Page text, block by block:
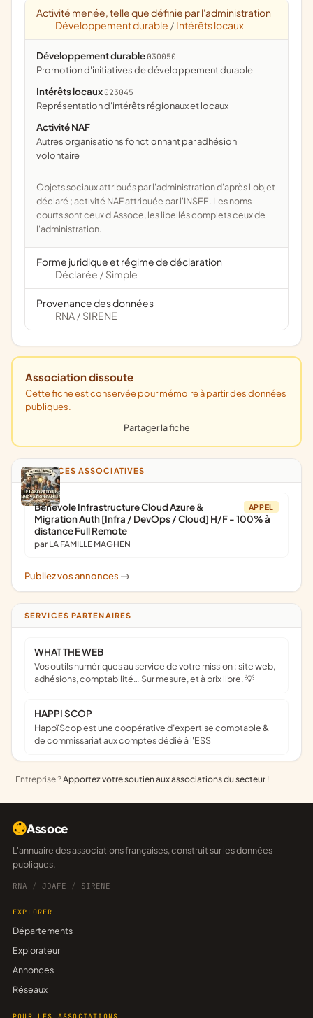
Activité menée, telle que définie par l'administration
Développement durable / Intérêts locaux
Développement durable 030050
promotion d'initiatives de développement durable
Intérêts locaux 023045
représentation d'intérêts régionaux et locaux
Activité NAF
Autres organisations fonctionnant par adhésion
volontaire
Objets sociaux attribués par l'administration d'après l'objet
déclaré ; activité NAF attribuée par l'INSEE. Les noms
courts sont ceux d'Assoce, les libellés complets ceux de
l'administration.
Forme juridique et régime de déclaration
Déclarée / Simple
Provenance des données
RNA / SIRENE
Association dissoute
Cette fiche est conservée pour mémoire à partir des données
publiques.
Partager la fiche
ANNONCES ASSOCIATIVES
APPEL
Bénévole Infrastructure Cloud Azure &
Migration Auth [Infra / DevOps / Cloud] H/F - 100% à
distance Full Remote
par LA FAMILLE MAGHEN
Publiez vos annonces ->
SERVICES PARTENAIRES
WHAT THE WEB
Vos outils numériques au service de votre mission : site web,
adhésions, comptabilité… Sur mesure, et à prix libre. 💡
HAPPI SCOP
Happï Scop est une coopérative d’expertise comptable &
de commissariat aux comptes dédié à l'ESS
Entreprise ?Apportez votre soutien aux associations du secteur !
Assoce
L'annuaire des associations françaises, construit sur les données
publiques.
RNA / JOAFE / SIRENE
EXPLORER
Départements
Explorateur
Annonces
Réseaux